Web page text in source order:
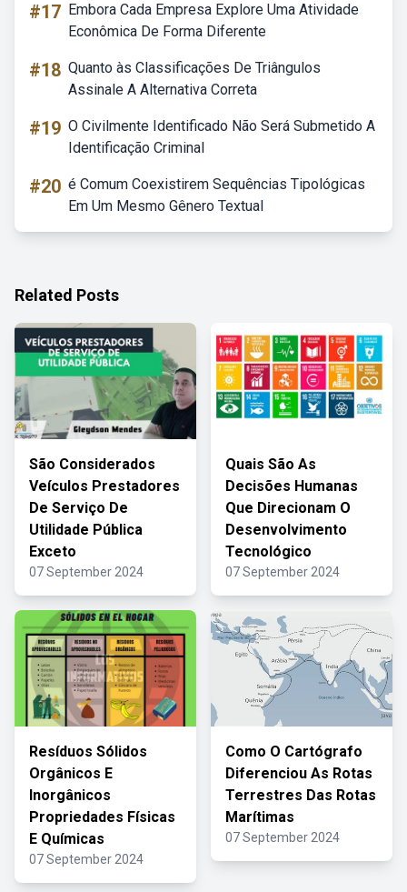
#17 Embora Cada Empresa Explore Uma Atividade
Econômica De Forma Diferente
#18 Quanto às Classificações De Triângulos
Assinale A Alternativa Correta
#19 O Civilmente Identificado Não Será Submetido A
Identificação Criminal
#20 é Comum Coexistirem Sequências Tipológicas
Em Um Mesmo Gênero Textual
Related Posts
São Considerados
Veículos Prestadores
De Serviço De
Utilidade Pública
Exceto
07 September 2024
Quais São As
Decisões Humanas
Que Direcionam O
Desenvolvimento
Tecnológico
07 September 2024
Resíduos Sólidos
Orgânicos E
Inorgânicos
Propriedades Físicas
E Químicas
07 September 2024
Como O Cartógrafo
Diferenciou As Rotas
Terrestres Das Rotas
Marítimas
07 September 2024